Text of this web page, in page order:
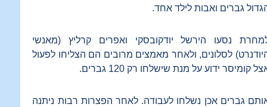
גברים ואבות לילד אחד.
נסעו הירשל יודקובסקי ואפרים קרליץ (מאנשי
לסלונים, ולאחר מאמצים מרובים הם הצליחו לפעול
קומיסר ידוע על מנת שישלחו רק 120 גברים.
גברים אכן נשלחו לעבודה. לאחר הפצרות רבות ניתנה